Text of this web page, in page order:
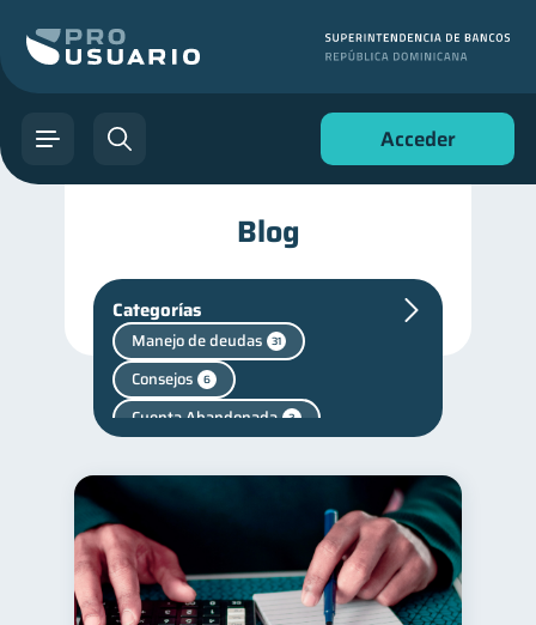
Acceder
Blog
Categorías
Manejo de deudas 31
Consejos 6
Cuenta Abandonada 2
Finanzas en Pareja
inversiones
Finanzas personales 44
Educación financiera 31